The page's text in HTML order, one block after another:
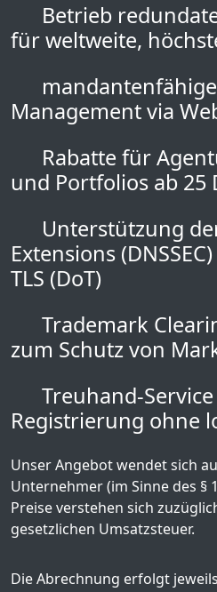
Betrieb
für weltweite,
Management via
Rabatte für
und Portfolios ab 25
Unterstützung
Extensions
TLS (DoT)
Trademark
zum Schutz von
Treuhand-
Registrierung ohne
Unser Angebot wendet sich
Unternehmer (im Sinne des §
Preise verstehen sich
gesetzlichen Umsatzsteuer.
Die Abrechnung erfolgt